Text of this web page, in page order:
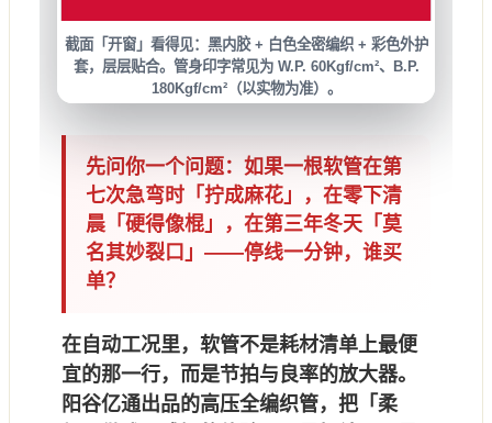
截面「开窗」看得见： 黑内胶 + 白色全密编织 + 彩色外护
套，层层贴合。管身印字常见为 W.P. 60Kgf/cm²、
B.P.
180Kgf/cm²（以实物为准）。
先问你一个问题：如果一根软管在第
七次急弯时「拧成麻花」，在零下清
晨「硬得像棍」，在第三年冬天「莫
名其妙裂口」——停线一分钟，谁买
单？
在 自动工况里，软管不是耗材清单上最便
宜的那一行，而是节拍与良率的放大器。
阳谷亿通出品的高压全编织管，把「柔